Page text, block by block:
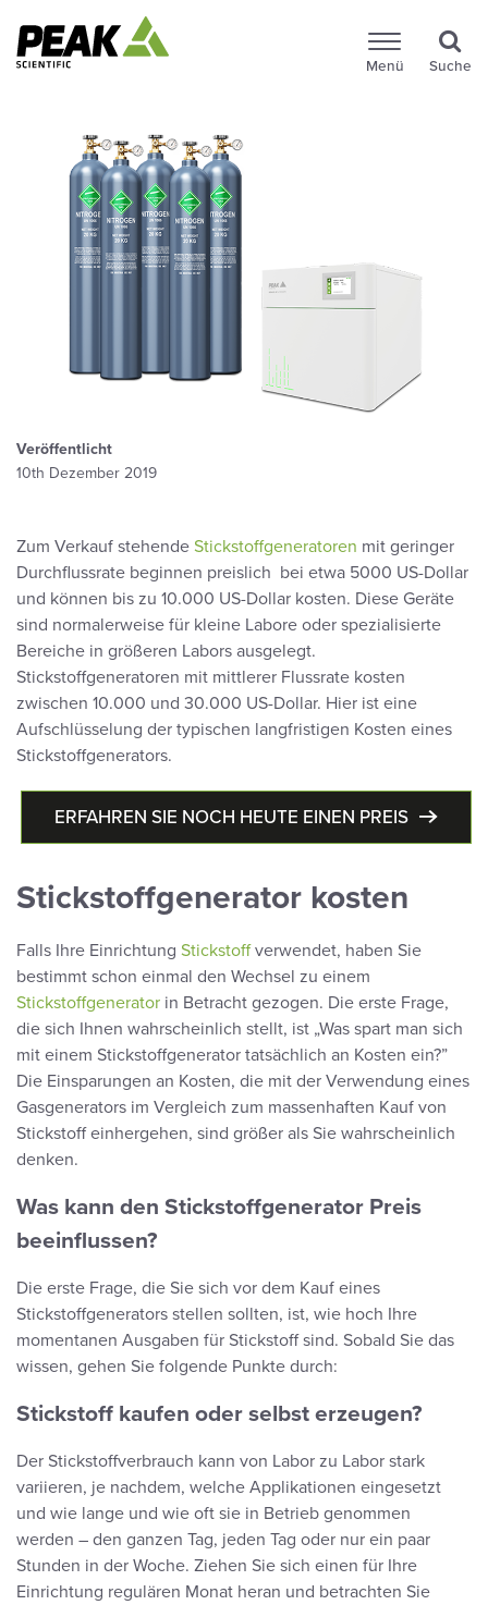
Menü Suche
Veröffentlicht
10th Dezember 2019
Zum Verkauf stehende Stickstoffgeneratoren mit geringer
Durchflussrate beginnen preislich bei etwa 5000 US-Dollar
und können bis zu 10.000 US-Dollar kosten. Diese Geräte
sind normalerweise für kleine Labore oder spezialisierte
Bereiche in größeren Labors ausgelegt.
Stickstoffgeneratoren mit mittlerer Flussrate kosten
zwischen 10.000 und 30.000 US-Dollar. Hier ist eine
Aufschlüsselung der typischen langfristigen Kosten eines
Stickstoffgenerators.
ERFAHREN SIE NOCH HEUTE EINEN PREIS
Stickstoffgenerator kosten
Falls Ihre Einrichtung Stickstoffverwendet, haben Sie
bestimmt schon einmal den Wechsel zu einem
Stickstoffgenerator in Betracht gezogen. Die erste Frage,
die sich Ihnen wahrscheinlich stellt, ist „Was spart man sich
mit einem Stickstoffgenerator tatsächlich an Kosten ein?”
Die Einsparungen an Kosten, die mit der Verwendung eines
Gasgenerators im Vergleich zum massenhaften Kauf von
Stickstoff einhergehen, sind größer als Sie wahrscheinlich
denken.
Was kann den Stickstoffgenerator Preis
beeinflussen?
Die erste Frage, die Sie sich vor dem Kauf eines
Stickstoffgenerators stellen sollten, ist, wie hoch Ihre
momentanen Ausgaben für Stickstoff sind. Sobald Sie das
wissen, gehen Sie folgende Punkte durch:
Stickstoff kaufen oder selbst erzeugen?
Der Stickstoffverbrauch kann von Labor zu Labor stark
variieren, je nachdem, welche Applikationen eingesetzt
und wie lange und wie oft sie in Betrieb genommen
werden – den ganzen Tag, jeden Tag oder nur ein paar
Stunden in der Woche. Ziehen Sie sich einen für Ihre
Einrichtung regulären Monat heran und betrachten Sie